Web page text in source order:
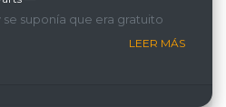
se suponía que era gratuito
LEER MÁS